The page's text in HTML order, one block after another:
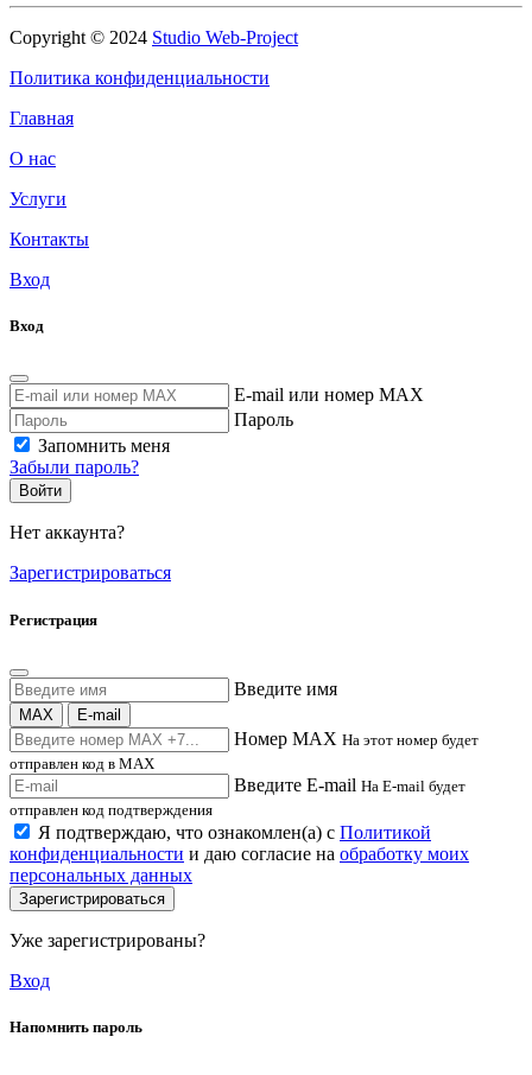
Copyright © 2024 Studio Web-Project
Политика конфиденциальности
Главная
О нас
Услуги
Контакты
Вход
Вход
E-mail или номер MAX
Пароль
Запомнить меня
Забыли пароль?
Войти
Нет аккаунта?
Зарегистрироваться
Регистрация
Введите имя
MAX E-mail
Номер MAX На этот номер будет
отправлен код в MAX
Введите E-mail На E-mail будет
отправлен код подтверждения
Я подтверждаю, что ознакомлен(а) с Политикой
конфиденциальности и даю согласие на обработку моих
персональных данных
Зарегистрироваться
Уже зарегистрированы?
Вход
Напомнить пароль